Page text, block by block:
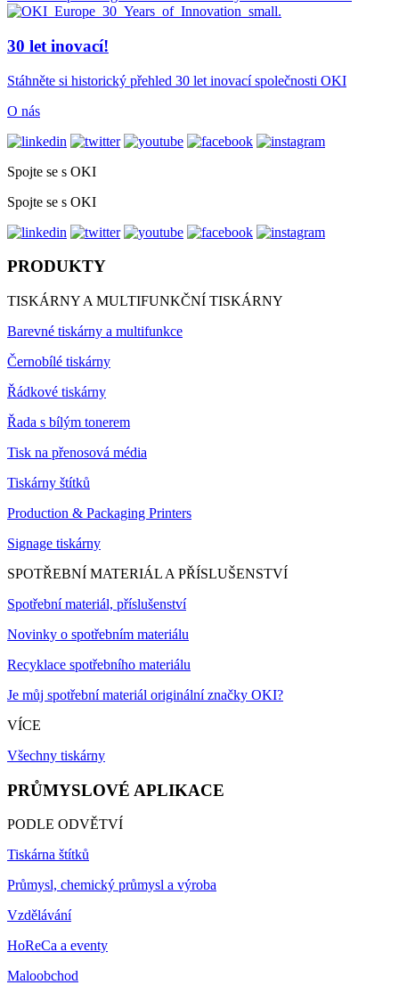
30 let inovací!
Stáhněte si historický přehled 30 let inovací společnosti OKI
O nás
Spojte se s OKI
Spojte se s OKI
PRODUKTY
TISKÁRNY A MULTIFUNKČNÍ TISKÁRNY
Barevné tiskárny a multifunkce
Černobílé tiskárny
Řádkové tiskárny
Řada s bílým tonerem
Tisk na přenosová média
Tiskárny štítků
Production & Packaging Printers
Signage tiskárny
SPOTŘEBNÍ MATERIÁL A PŘÍSLUŠENSTVÍ
Spotřební materiál, příslušenství
Novinky o spotřebním materiálu
Recyklace spotřebního materiálu
Je můj spotřební materiál originální značky OKI?
VÍCE
Všechny tiskárny
PRŮMYSLOVÉ APLIKACE
PODLE ODVĚTVÍ
Tiskárna štítků
Průmysl, chemický průmysl a výroba
Vzdělávání
HoReCa a eventy
Maloobchod